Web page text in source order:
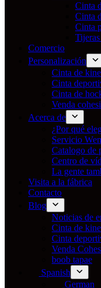
Cinta
Cinta
Cinta
Comercio
Personalización
Cinta de
Cinta
Cinta de
Venda
Acerca de
¿Por qué
Servicio
Catalogo de
Centro de
La gente
Visita a la fábrica
Contacto
Blog
Noticias de
Cinta de
Cinta
Venda
boob tapae
Spanish
German